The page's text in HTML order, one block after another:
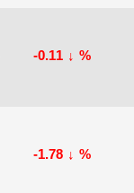
-0.11 ↓ %
-1.78 ↓ %